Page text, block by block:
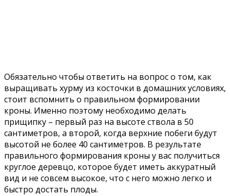
Обязательно чтобы ответить на вопрос о том, как
выращивать хурму из косточки в домашних условиях,
стоит вспомнить о правильном формировании
кроны. Именно поэтому необходимо делать
прищипку – первый раз на высоте ствола в 50
сантиметров, а второй, когда верхние побеги будут
высотой не более 40 сантиметров. В результате
правильного формирования кроны у вас получиться
круглое деревцо, которое будет иметь аккуратный
вид и не совсем высокое, что с него можно легко и
быстро достать плоды.